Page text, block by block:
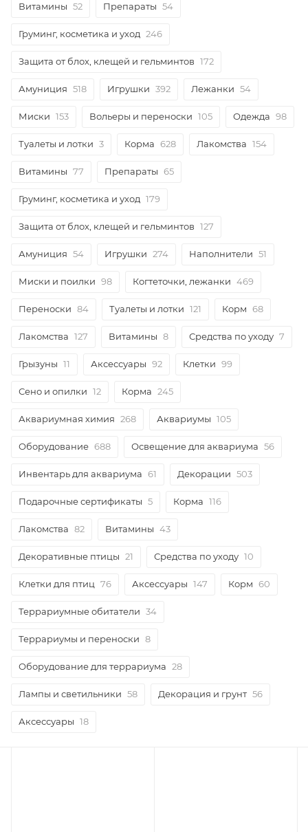
Витамины 52 Препараты 54
Груминг, косметика и уход 246
Защита от блох, клещей и гельминтов 172
Амуниция 518 Игрушки 392 Лежанки 54
Миски 153 Вольеры и переноски 105 Одежда 98
Туалеты и лотки 3 Корма 628 Лакомства 154
Витамины 77 Препараты 65
Груминг, косметика и уход 179
Защита от блох, клещей и гельминтов 127
Амуниция 54 Игрушки 274 Наполнители 51
Миски и поилки 98 Когтеточки, лежанки 469
Переноски 84 Туалеты и лотки 121 Корм 68
Лакомства 127 Витамины 8 Средства по уходу 7
Грызуны 11 Аксессуары 92 Клетки 99
Сено и опилки 12 Корма 245
Аквариумная химия 268 Аквариумы 105
Оборудование 688 Освещение для аквариума 56
Инвентарь для аквариума 61 Декорации 503
Подарочные сертификаты 5 Корма 116
Лакомства 82 Витамины 43
Декоративные птицы 21 Средства по уходу 10
Клетки для птиц 76 Аксессуары 147 Корм 60
Террариумные обитатели 34
Террариумы и переноски 8
Оборудование для террариума 28
Лампы и светильники 58 Декорация и грунт 56
Аксессуары 18